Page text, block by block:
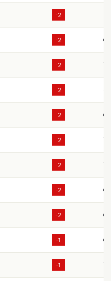
-2
-2 68
-2 72
-2
-2 68
-2 72
-2 73
-2 69
-2 68
-1 69
-1 72